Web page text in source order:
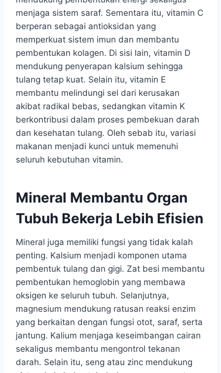
menjaga sistem saraf. Sementara itu, vitamin C
berperan sebagai antioksidan yang
memperkuat sistem imun dan membantu
pembentukan kolagen. Di sisi lain, vitamin D
mendukung penyerapan kalsium sehingga
tulang tetap kuat. Selain itu, vitamin E
membantu melindungi sel dari kerusakan
akibat radikal bebas, sedangkan vitamin K
berkontribusi dalam proses pembekuan darah
dan kesehatan tulang. Oleh sebab itu, variasi
makanan menjadi kunci untuk memenuhi
seluruh kebutuhan vitamin.
Mineral Membantu Organ
Tubuh Bekerja Lebih Efisien
Mineral juga memiliki fungsi yang tidak kalah
penting. Kalsium menjadi komponen utama
pembentuk tulang dan gigi. Zat besi membantu
pembentukan hemoglobin yang membawa
oksigen ke seluruh tubuh. Selanjutnya,
magnesium mendukung ratusan reaksi enzim
yang berkaitan dengan fungsi otot, saraf, serta
jantung. Kalium menjaga keseimbangan cairan
sekaligus membantu mengontrol tekanan
darah. Selain itu, seng atau zinc mendukung